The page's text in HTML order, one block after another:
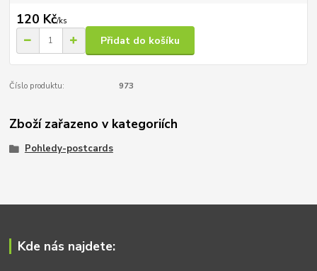
120 Kč/ks
Přidat do košíku
Číslo produktu: 973
Zboží zařazeno v kategoriích
Pohledy-postcards
Kde nás najdete: